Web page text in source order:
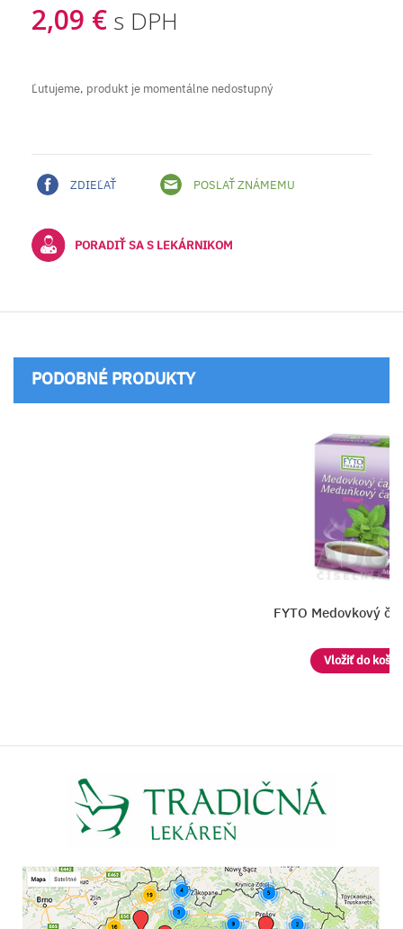
2,09 € s DPH
Ľutujeme, produkt je momentálne nedostupný
ZDIEĽAŤ POSLAŤ ZNÁMEMU
PORADIŤ SA S LEKÁRNIKOM
PODOBNÉ PRODUKTY